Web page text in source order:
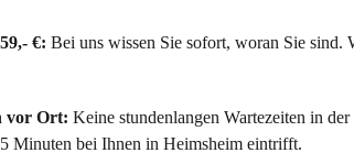
€: Bei uns wissen Sie sofort, woran Sie sind.
vor Ort: Keine stundenlangen Wartezeiten in
Minuten bei Ihnen in Heimsheim eintrifft.